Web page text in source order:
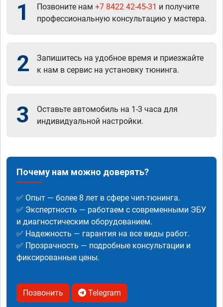
1 Позвоните нам +7 8422 42-45-31 и получите
профессиональную консультацию у мастера.
2
Запишитесь на удобное время и приезжайте
к нам в сервис на установку тюнинга.
3
Оставьте автомобиль на 1-3 часа для
индивидуальной настройки.
Почему нам можно доверять?
✅ Опыт — более 8 лет в сфере чип-тюнинга.
✅ Экспертность — работаем с современными ЭБУ
и диагностическим оборудованием.
✅ Надежность — гарантия на все виды работ.
✅ Прозрачность — подробные консультации и
фиксированные цены.
Позвонить Telegram